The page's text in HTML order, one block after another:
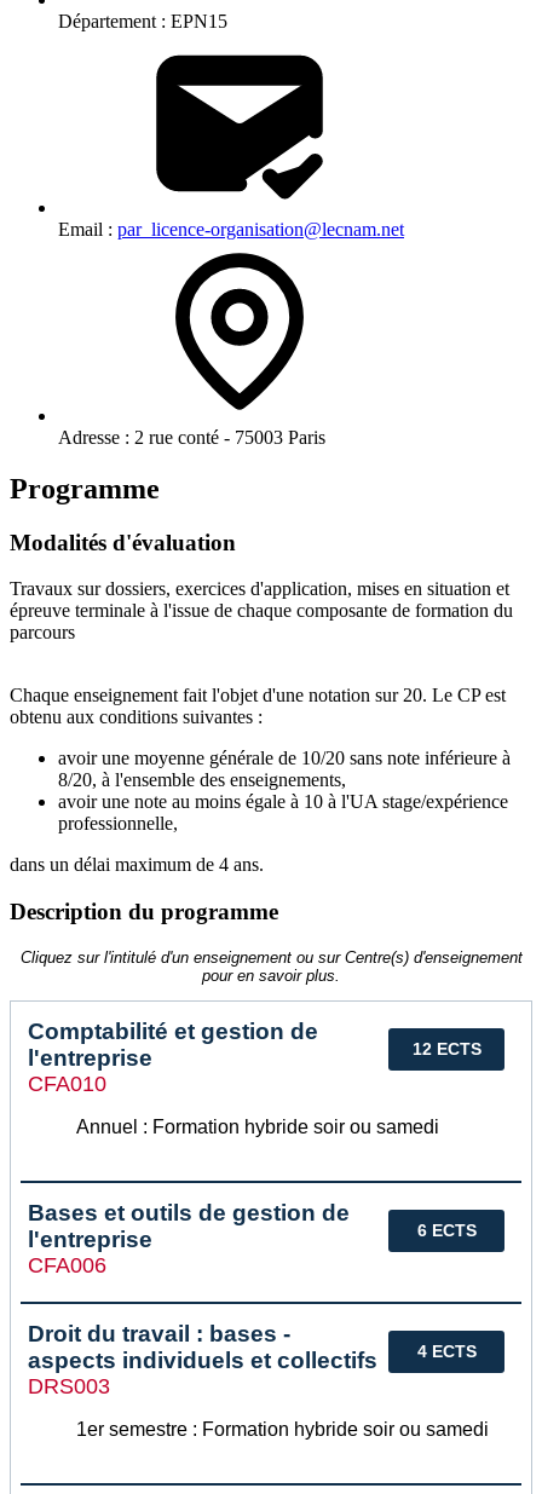
Département : EPN15
Email : par_licence-organisation@lecnam.net
Adresse : 2 rue conté - 75003 Paris
Programme
Modalités d'évaluation
Travaux sur dossiers, exercices d'application, mises en situation et
épreuve terminale à l'issue de chaque composante de formation du
parcours
Chaque enseignement fait l'objet d'une notation sur 20. Le CP est
obtenu aux conditions suivantes :
avoir une moyenne générale de 10/20 sans note inférieure à
8/20, à l'ensemble des enseignements,
avoir une note au moins égale à 10 à l'UA stage/expérience
professionnelle,
dans un délai maximum de 4 ans.
Description du programme
Cliquez sur l'intitulé d'un enseignement ou sur Centre(s) d'enseignement
pour en savoir plus.
12 ECTS
Comptabilité et gestion de
l'entreprise
CFA010
Annuel : Formation hybride soir ou samedi
6 ECTS
Bases et outils de gestion de
l'entreprise
CFA006
4 ECTS
Droit du travail : bases -
aspects individuels et collectifs
DRS003
1er semestre : Formation hybride soir ou samedi